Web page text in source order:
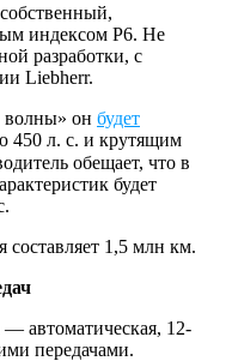
индексом Р6. Не
разработки, с
Liebherr.
волны» он будет
450 л. с. и крутящим
обещает, что в
будет
составляет 1,5 млн км.
— автоматическая, 12-
передачами.